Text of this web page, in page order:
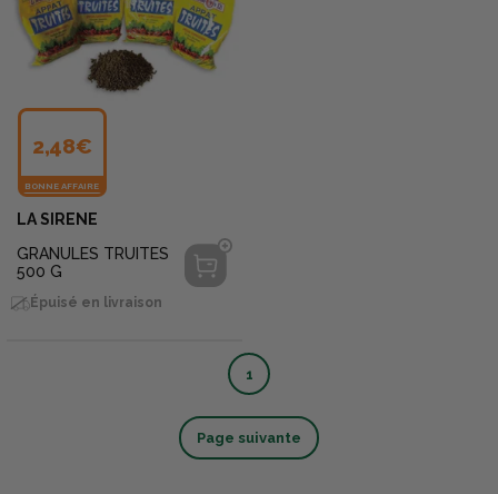
2,48€
BONNE AFFAIRE
LA SIRENE
GRANULES TRUITES
500 G
Épuisé en livraison
1
Page suivante